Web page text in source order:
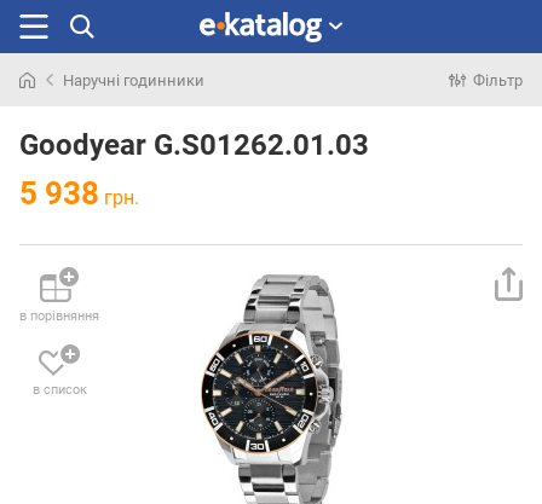
раніше
Наручні годинники Фільтр
Goodyear G.S01262.01.03
5 938 грн.
в порівняння
в список